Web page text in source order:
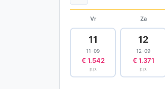
Vr Za
11
11-09
€ 1.542
p.p.
12
12-09
€ 1.371
p.p.